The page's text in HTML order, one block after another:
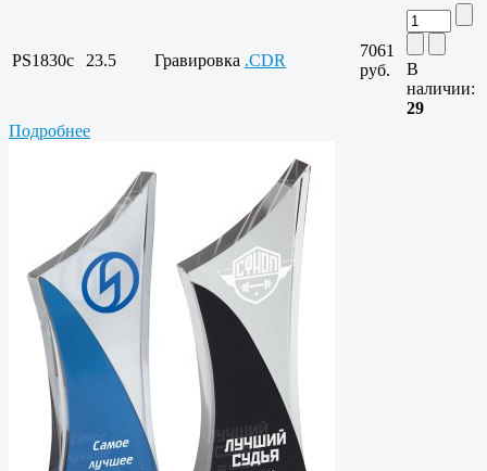
PS1830c 23.5 Гравировка .CDR
7061
руб.
В
наличии:
29
Подробнее